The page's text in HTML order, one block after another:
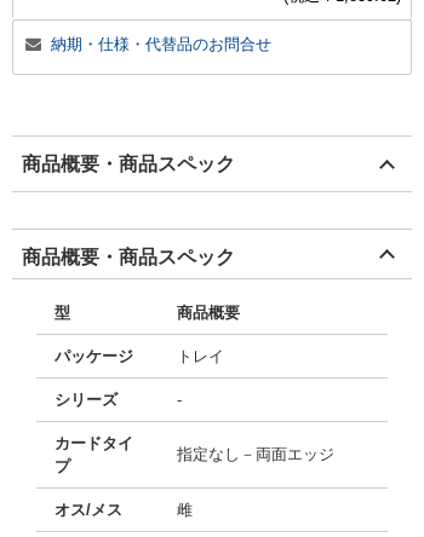
納期・仕様・代替品のお問合せ
商品概要・商品スペック
商品概要・商品スペック
型 商品概要
パッケージ トレイ
シリーズ -
カードタイ
プ
指定なし－両面エッジ
オス/メス 雌